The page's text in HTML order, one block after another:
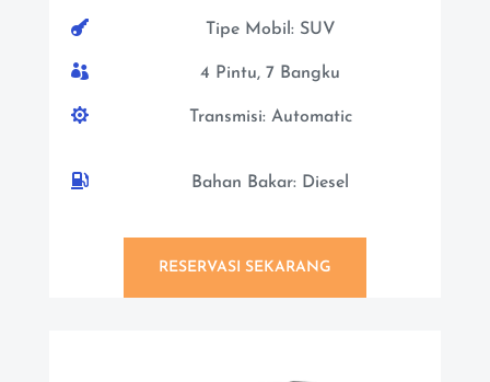
 Tipe Mobil: SUV
 4 Pintu, 7 Bangku
 Transmisi: Automatic
 Bahan Bakar: Diesel
RESERVASI SEKARANG